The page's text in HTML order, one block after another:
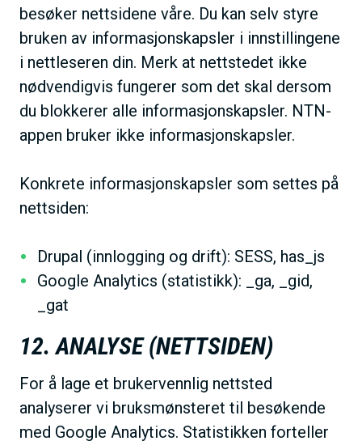
besøker nettsidene våre. Du kan selv styre
bruken av informasjonskapsler i innstillingene
i nettleseren din. Merk at nettstedet ikke
nødvendigvis fungerer som det skal dersom
du blokkerer alle informasjonskapsler. NTN-
appen bruker ikke informasjonskapsler.
Konkrete informasjonskapsler som settes på
nettsiden:
Drupal (innlogging og drift): SESS, has_js
Google Analytics (statistikk): _ga, _gid,
_gat
12. ANALYSE (NETTSIDEN)
For å lage et brukervennlig nettsted
analyserer vi bruksmønsteret til besøkende
med Google Analytics. Statistikken forteller